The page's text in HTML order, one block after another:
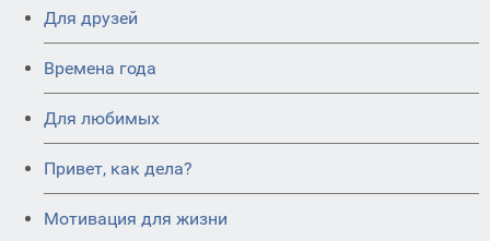
Для друзей
Времена года
Для любимых
Привет, как дела?
Мотивация для жизни